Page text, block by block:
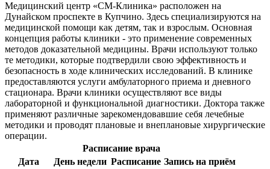
Медицинский центр «СМ-Клиника» расположен на
Дунайском проспекте в Купчино. Здесь специализируются на
медицинской помощи как детям, так и взрослым. Основная
концепция работы клиники - это применение современных
методов доказательной медицины. Врачи используют только
те методики, которые подтвердили свою эффективность и
безопасность в ходе клинических исследований. В клинике
предоставляются услуги амбулаторного приема и дневного
стационара. Врачи клиники осуществляют все виды
лабораторной и функциональной диагностики. Доктора также
применяют различные зарекомендовавшие себя лечебные
методики и проводят плановые и внеплановые хирургические
операции.
Расписание врача
Дата
День недели Расписание Запись на приём